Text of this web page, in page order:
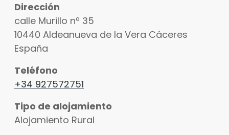
Dirección
calle Murillo nº 35
10440 Aldeanueva de la Vera Cáceres
España
Teléfono
+34 927572751
Tipo de alojamiento
Alojamiento Rural